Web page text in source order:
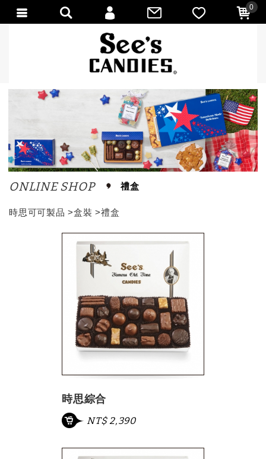
ONLINE SHOP 禮盒
時思可可製品 >盒裝 >禮盒
時思綜合
NT$ 2,390
0
會員登入
會員註冊
忘記密碼
訂單查詢
匯款通知